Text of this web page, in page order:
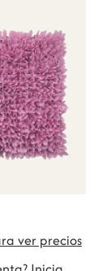
ver precios